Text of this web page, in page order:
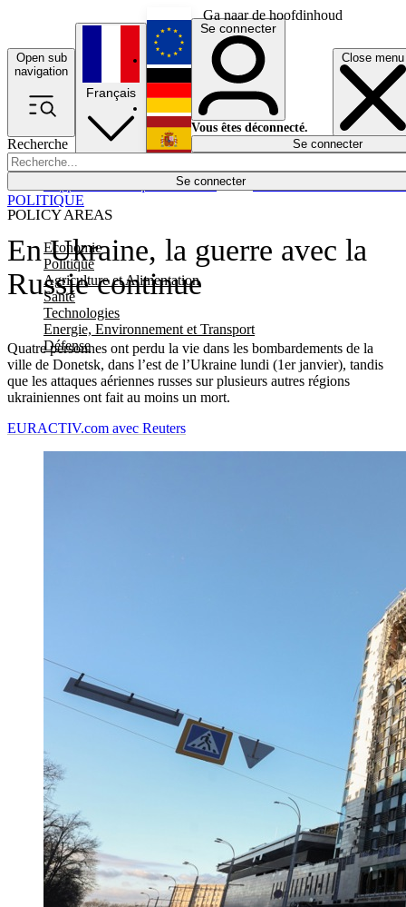
Ga naar de hoofdinhoud
Open sub
navigation
Close menu
Recherche
Se connecter
POLICY AREAS
Economie
Politique
Agriculture et Alimentation
Santé
Technologies
Energie, Environnement et Transport
Défense
Économie
Français
English
Deutsch
Español
Se connecter
Vous êtes déconnecté.
Se connecter
En Ukraine, la guerre avec la
Russie continue
Quatre personnes ont perdu la vie dans les bombardements de la
ville de Donetsk, dans l’est de l’Ukraine lundi (1er janvier), tandis
que les attaques aériennes russes sur plusieurs autres régions
ukrainiennes ont fait au moins un mort.
POLITIQUE
EURACTIV.com avec Reuters